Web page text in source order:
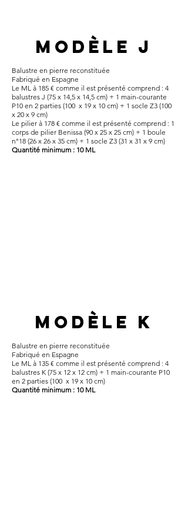
modèle J
Balustre en pierre reconstituée​
Fabriqué en Espagne
Le ML à 185 € comme il est présenté comprend : 4
balustres J (75 x 14,5 x 14,5 cm) + 1 main-courante
P10 en 2 parties (100 x 19 x 10 cm) + 1 socle Z3 (100
x 20 x 9 cm)
Le pilier à 178 € comme il est présenté comprend : 1
corps de pilier Benissa (90 x 25 x 25 cm) + 1 boule
n°18 (26 x 26 x 35 cm) + 1 socle Z3 (31 x 31 x 9 cm)
Quantité minimum : 10 ML
modèle k
Balustre en pierre reconstituée​
Fabriqué en Espagne
Le ML à 135 € comme il est présenté comprend : 4
balustres K (75 x 12 x 12 cm) + 1 main-courante P10
en 2 parties (100 x 19 x 10 cm)
Quantité minimum : 10 ML